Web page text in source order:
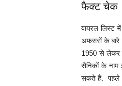
फैक्ट चेक
वायरल लिस्ट
अफसरों के बारे
1950 से लेकर
सैनिकों के नाम
सकते हैं. पहले